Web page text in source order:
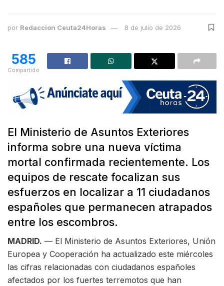
por Redaccion Ceuta24Horas 8 de julio de 2026
585
Compartido
El Ministerio de Asuntos Exteriores
informa sobre una nueva víctima
mortal confirmada recientemente. Los
equipos de rescate focalizan sus
esfuerzos en localizar a 11 ciudadanos
españoles que permanecen atrapados
entre los escombros.
MADRID. — El Ministerio de Asuntos Exteriores, Unión
Europea y Cooperación ha actualizado este miércoles
las cifras relacionadas con ciudadanos españoles
afectados por los fuertes terremotos que han